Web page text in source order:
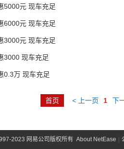
5000元 现车充足
6000元 现车充足
3000元 现车充足
3000 现车充足
0.3万 现车充足
首页 < 上一页 1 下
2023 网易公司版权所有 About NetEase